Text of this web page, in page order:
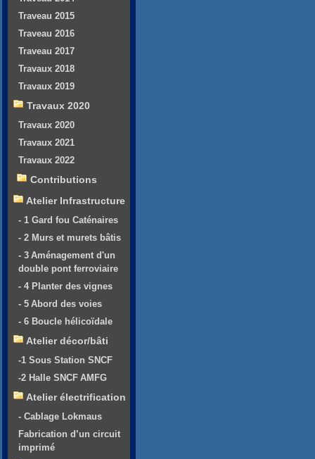
Traveau 2015
Traveau 2016
Traveau 2017
Travaux 2018
Travaux 2019
Travaux 2020
Travaux 2020
Travaux 2021
Travaux 2022
Contributions
Atelier Infrastructure
- 1 Gard fou Caténaires
- 2 Murs et murets bâtis
- 3 Aménagement d'un
double pont ferroviaire
- 4 Planter des vignes
- 5 Abord des voies
- 6 Boucle hélicoïdale
Atelier décor/bâti
-1 Sous Station SNCF
-2 Halle SNCF AMFG
Atelier électrification
- Cablage Lokmaus
Fabrication d’un circuit
imprimé